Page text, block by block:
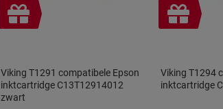
Geschenk
Viking T1291 compatibele Epson
inktcartridge C13T12914012
zwart
Geschenk
Viking T1294
inktcartridge